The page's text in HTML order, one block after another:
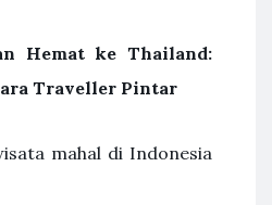
Hemat ke Thailand:
Traveller Pintar
mahal di Indonesia